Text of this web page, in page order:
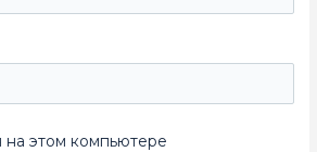
на этом компьютере